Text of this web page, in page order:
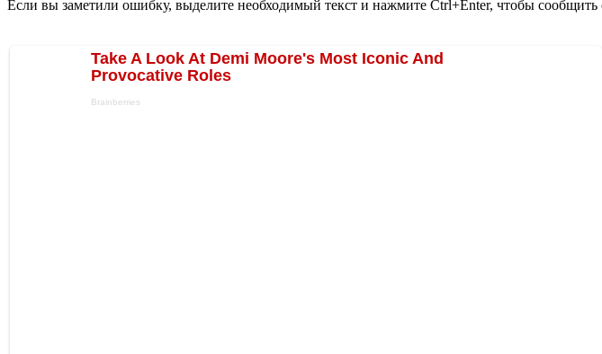
Если вы заметили ошибку, выделите необходимый текст и нажмите Ctrl+Enter, чтобы сообщить